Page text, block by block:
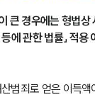
큰 경우에는 형법상
에 관한 법률」 적
범죄로 얻은 이득액